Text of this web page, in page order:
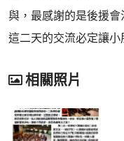
與，最感謝的是後援
這二天的交流必定讓小
相關照片